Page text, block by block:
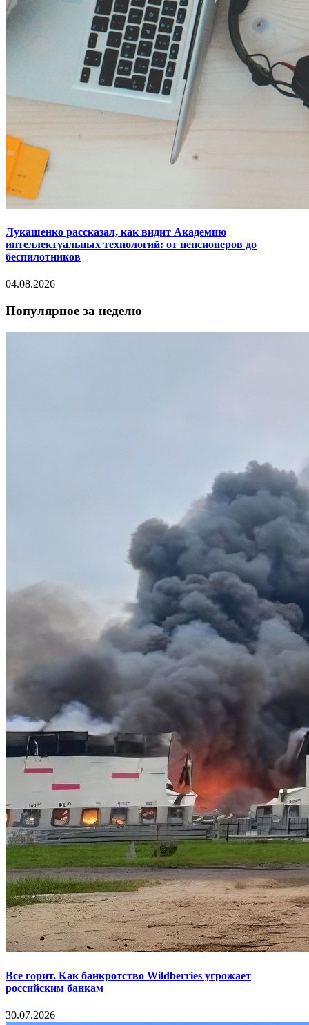
Лукашенко рассказал, как видит Академию
интеллектуальных технологий: от пенсионеров до
беспилотников
04.08.2026
Популярное за неделю
Все горит. Как банкротство Wildberries угрожает
российским банкам
30.07.2026